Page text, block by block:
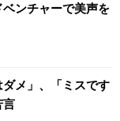
ンチャーで美声を
メ」、「ミスです
言